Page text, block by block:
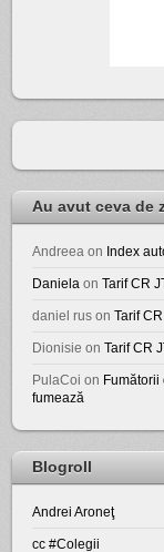
Au avut ceva de
Andreea on Index
Daniela onTarif CR
daniel rus onTarif
Dionisie onTarif CR
PulaCoi on Fumătorii
fumează
Blogroll
Andrei Aroneţ
cc #Colegii